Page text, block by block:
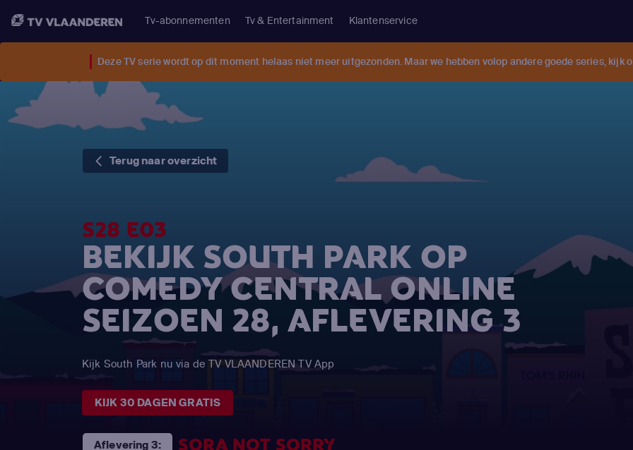
Tv-abonnementen Tv & Entertainment Klantenservice
Deze TV serie wordt op dit moment helaas niet meer uitgezonden. Maar we hebben volop andere goede series, kijk
Terug naar overzicht
S28 E03
BEKIJK SOUTH PARK OP
COMEDY CENTRAL ONLINE
SEIZOEN 28, AFLEVERING 3
Kijk South Park nu via de TV VLAANDEREN TV App
KIJK 30 DAGEN GRATIS
Aflevering 3: SORA NOT SORRY